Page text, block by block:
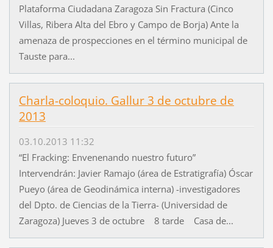
Plataforma Ciudadana Zaragoza Sin Fractura (Cinco
Villas, Ribera Alta del Ebro y Campo de Borja) Ante la
amenaza de prospecciones en el término municipal de
Tauste para...
Charla-coloquio. Gallur 3 de octubre de
2013
03.10.2013 11:32
“El Fracking: Envenenando nuestro futuro”
Intervendrán: Javier Ramajo (área de Estratigrafía) Óscar
Pueyo (área de Geodinámica interna) -investigadores
del Dpto. de Ciencias de la Tierra- (Universidad de
Zaragoza) Jueves 3 de octubre 8 tarde Casa de...